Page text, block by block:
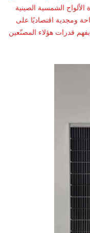
الألواح الشمسية الصينية
ومجدية اقتصاديًا على
قدرات هؤلاء المصنّعين